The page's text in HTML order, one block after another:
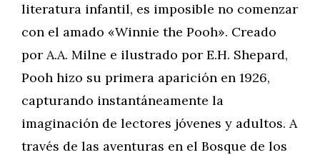
literatura infantil, es imposible no comenzar
con el amado «Winnie the Pooh». Creado
por A.A. Milne e ilustrado por E.H. Shepard,
Pooh hizo su primera aparición en 1926,
capturando instantáneamente la
imaginación de lectores jóvenes y adultos. A
través de las aventuras en el Bosque de los